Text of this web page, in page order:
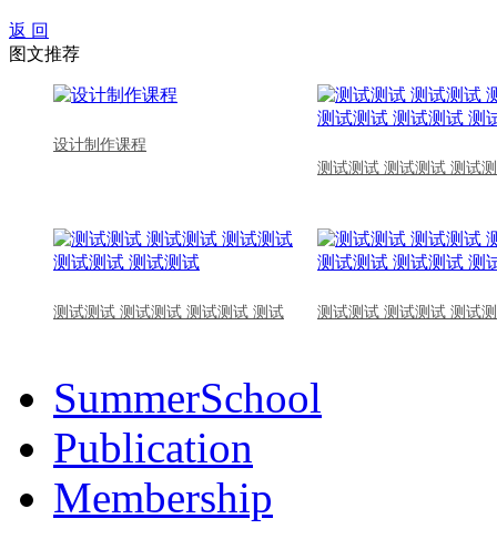
返 回
图文推荐
设计制作课程
测试测试 测试测试 测试
测试测试 测试测试 测试测试 测试 测试测试 测试测试 测试
SummerSchool
Publication
Membership